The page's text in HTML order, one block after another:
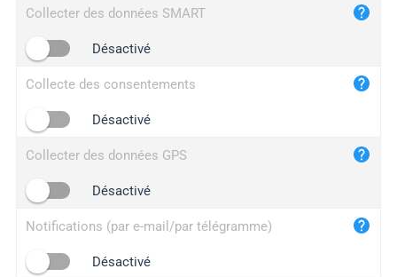
maper.info
2no.co
yip.su
iplogger.info
Collecter des données SMART
Désactivé
Collecte des consentements
Désactivé
Collecter des données GPS
Désactivé
Notifications (par e-mail/par télégramme)
Désactivé